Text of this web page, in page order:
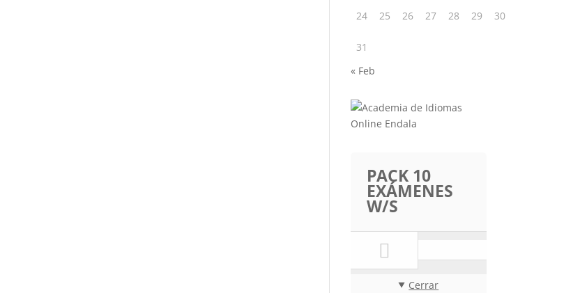
24 25 26 27 28 29 30
31
« Feb
PACK 10
EXÁMENES
W/S
Cerrar